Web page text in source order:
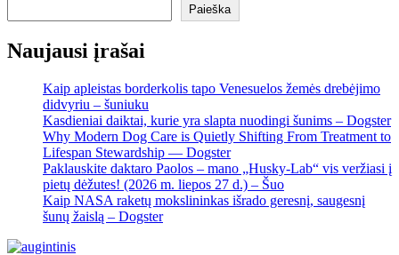
Paieška
Naujausi įrašai
Kaip apleistas borderkolis tapo Venesuelos žemės drebėjimo
didvyriu – šuniuku
Kasdieniai daiktai, kurie yra slapta nuodingi šunims – Dogster
Why Modern Dog Care is Quietly Shifting From Treatment to
Lifespan Stewardship — Dogster
Paklauskite daktaro Paolos – mano „Husky-Lab“ vis veržiasi į
pietų dėžutes! (2026 m. liepos 27 d.) – Šuo
Kaip NASA raketų mokslininkas išrado geresnį, saugesnį
šunų žaislą – Dogster